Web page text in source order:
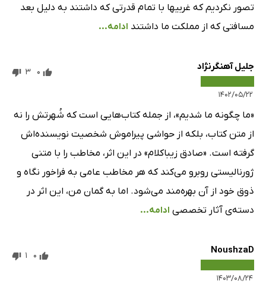
تصور نکردیم که غربیها با تمام قدرتی که داشتند به دلیل بعد
مسافتی که از مملکت ما داشتند ادامه...
جلیل آهنگرنژاد
۱۴۰۲/۰۵/۲۲
0
3
«ما چگونه ما شدیم»، از جمله کتاب‌هایی است که شُهرتش را نه
از متن کتاب، بلکه از حواشی پیراموش شخصیت نویسنده‌اش
گرفته است. «صادق زیباکلام» در این اثر، مخاطب را با متنی
ژورنالیستی روبرو می‌کند که هر مخاطب عامی به فراخور نگاه و
ذوق خود از آن بهره‌مند می‌شود. اما به گمان من، این اثر در
دسته‌ی آثار تخصصی ادامه...
NoushzaD
۱۴۰۳/۰۸/۲۴
0
1